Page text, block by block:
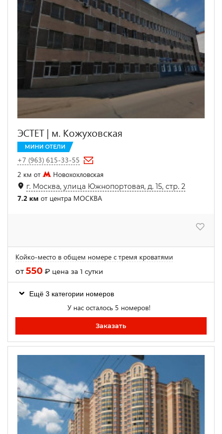
ЭСТЕТ | м. Кожуховская
МИНИ ОТЕЛИ
+7 (963) 615-33-55
2 км от
Новохохловская
г. Москва, улица Южнопортовая, д. 15, стр. 2
7.2 км от центра МОСКВА
Койко-место в общем номере с тремя кроватями
от550 ₽ цена за 1 сутки
Ещё 3 категории номеров
У нас осталось 5 номеров!
Заказать